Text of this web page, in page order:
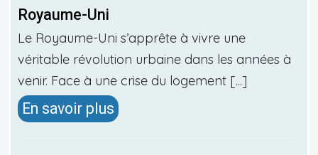
Royaume-Uni
Le Royaume-Uni s’apprête à vivre une
véritable révolution urbaine dans les années à
venir. Face à une crise du logement [...]
En savoir plus